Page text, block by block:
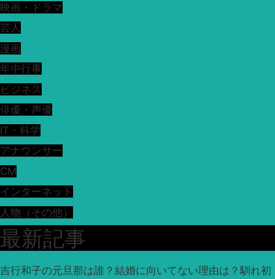
映画・ドラマ
芸人
漫画
年中行事
ビジネス
俳優・声優
IT・科学
アナウンサー
CM
インターネット
人物（その他）
最新記事
吉行和子の元旦那は誰？結婚に向いてない理由は？馴れ初